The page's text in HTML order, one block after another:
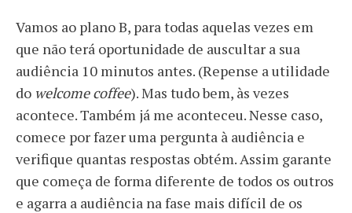
Vamos ao plano B, para todas aquelas vezes em
que não terá oportunidade de auscultar a sua
audiência 10 minutos antes. (Repense a utilidade
do welcome coffee). Mas tudo bem, às vezes
acontece. Também já me aconteceu. Nesse caso,
comece por fazer uma pergunta à audiência e
verifique quantas respostas obtém. Assim garante
que começa de forma diferente de todos os outros
e agarra a audiência na fase mais difícil de os